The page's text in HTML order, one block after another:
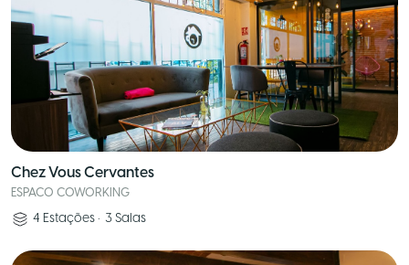
Chez Vous Cervantes
ESPACO COWORKING
4 Estações • 3 Salas